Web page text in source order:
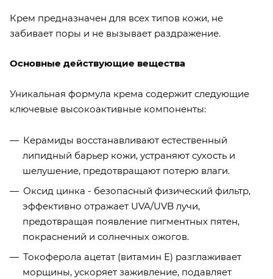
Крем предназначен для всех типов кожи, не
забивает поры и не вызывает раздражение.
Основные действующие вещества
Уникальная формула крема содержит следующие
ключевые высокоактивные компоненты:
Керамиды восстанавливают естественный
липидный барьер кожи, устраняют сухость и
шелушение, предотвращают потерю влаги.
Оксид цинка - безопасный физический фильтр,
эффективно отражает UVA/UVB лучи,
предотвращая появление пигментных пятен,
покраснений и солнечных ожогов.
Токоферола ацетат (витамин Е) разглаживает
морщины, ускоряет заживление, подавляет